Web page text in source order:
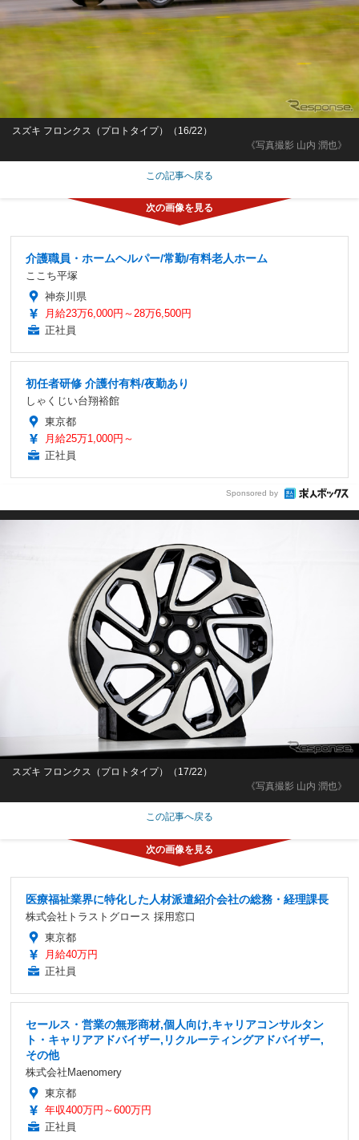
《写真撮影 山内 潤也》
スズキ フロンクス（プロトタイプ）（16/22）
この記事へ戻る
介護職員・ホームヘルパー/常勤/有料老人ホーム
ここち平塚
神奈川県
月給23万6,000円～28万6,500円
正社員
初任者研修 介護付有料/夜勤あり
しゃくじい台翔裕館
東京都
月給25万1,000円～
正社員
Sponsored by
《写真撮影 山内 潤也》
スズキ フロンクス（プロトタイプ）（17/22）
この記事へ戻る
医療福祉業界に特化した人材派遣紹介会社の総務・経理課長
株式会社トラストグロース 採用窓口
東京都
月給40万円
正社員
セールス・営業の無形商材,個人向け,キャリアコンサルタン
ト・キャリアアドバイザー,リクルーティングアドバイザー,
その他
株式会社Maenomery
東京都
年収400万円～600万円
正社員